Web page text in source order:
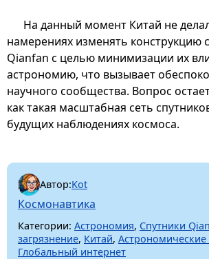
На данный момент Китай не
намерениях изменять конструкцию
Qianfan с целью минимизации их
астрономию, что вызывает
научного сообщества. Вопрос
как такая масштабная сеть
будущих наблюдениях космоса.
Автор:Kot
Космонавтика
Категории: Астрономия, Спутники
загрязнение, Китай,
Глобальный интернет